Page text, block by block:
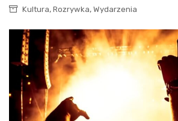
Kultura, Rozrywka, Wydarzenia